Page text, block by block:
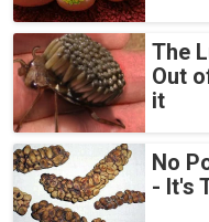
The
Out
it
No
- It's